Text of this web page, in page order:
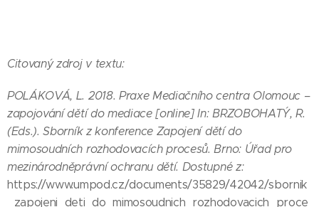
Citovaný zdroj v textu:
POLÁKOVÁ, L. 2018. Praxe Mediačního centra Olomouc –
zapojování dětí do mediace [online] In: BRZOBOHATÝ, R.
(Eds.). Sborník z konference Zapojení dětí do
mimosoudních rozhodovacích procesů. Brno: Úřad pro
mezinárodněprávní ochranu dětí. Dostupné z:
https://www.umpod.cz/documents/35829/42042/sbornik
_zapojeni_deti_do_mimosoudnich_rozhodovacich_proce